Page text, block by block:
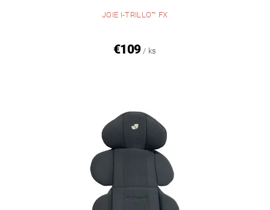
JOIE I-TRILLO™ FX
€109 / ks